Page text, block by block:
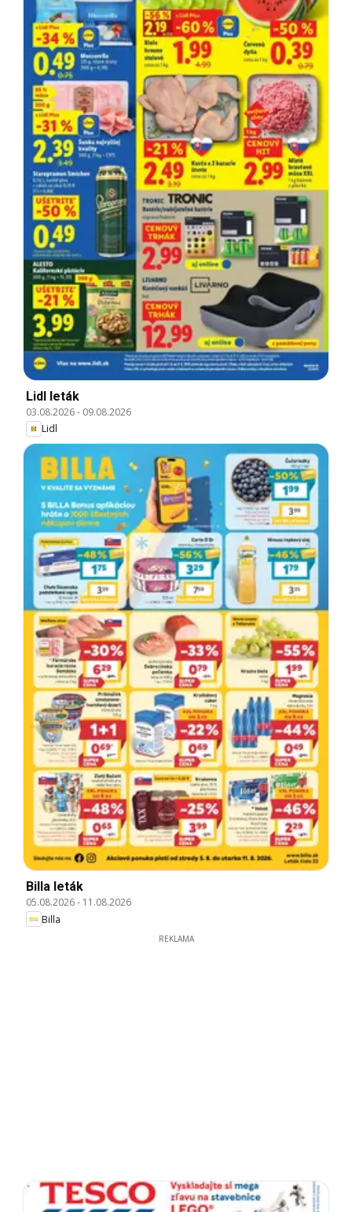
Lidl leták
03.08.2026- 09.08.2026
Lidl
Billa leták
05.08.2026- 11.08.2026
Billa
REKLAMA